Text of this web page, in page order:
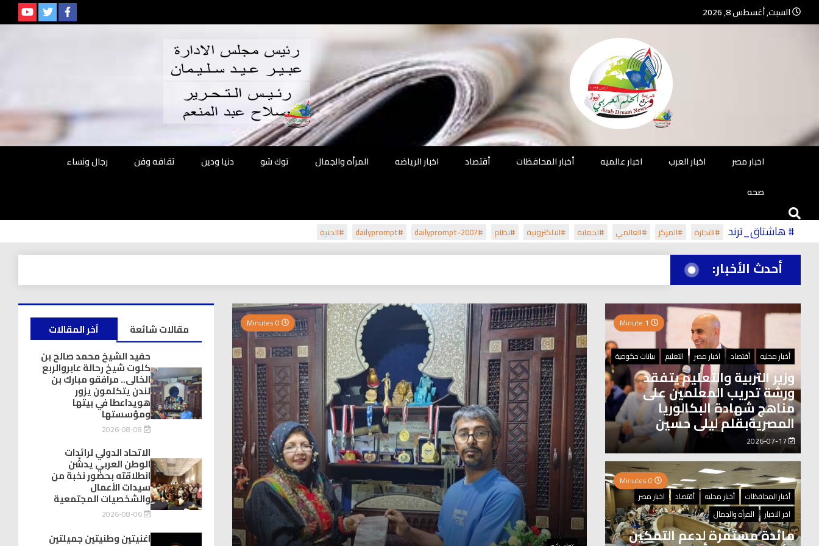
السبت, أغسطس 8, 2026
جريدة الحلم
العربي نيوز
جريدة مستقلة – صحافة تضيئ لك الواقع
اخبار مصر
اخبار العرب اخبار عالميه أخبار المحافظات أقتصاد اخبار الرياضه المرأه والجمال توك شو دنيا ودين ثقافه وفن
رجال ونساء
صحه
# هاشتاق_ترند #التجارة #المركز #العالمي #لحماية #الالكترونية #نظام #dailyprompt-2007
#dailyprompt #الجنية
أحدث الأخبار:
أخبار محليه أقتصاد اخبار مصر التعليم بيانات حكومية
وزير التربية والتعليم يتفقد
ورشة تدريب المعلمين على
مناهج شهادة البكالوريا
المصريةبقلم ليلى حسين
2026-07-17
أخبار المحافظات
أخبار محليه أقتصاد
اخبار مصر
اخر الاخبار
المرأه والجمال
مائدة مستمرة لدعم التمكين
0 Minutes آخر المقالات
مقالات شائعة
حفيد الشيخ محمد صالح بن
كلوت شيخ رحالة عابروالربع
الخالى.. مرافقو مبارك بن
لندن يتكلمون يزور
هويداعطا في بيتها
ومؤسستها
2026-08-08
الاتحاد الدولي لرائدات
الوطن العربي يدشّن
انطلاقته بحضور نخبة من
سيدات الأعمال
والشخصيات المجتمعية
2026-08-06
اغنيتين وطنيتين جميلتين